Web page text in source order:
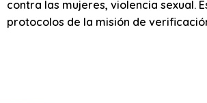
contra las mujeres, violencia sexual.
protocolos de la misión de